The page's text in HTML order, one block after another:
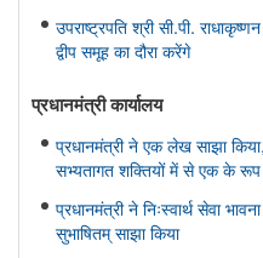
उपराष्ट्रपति श्री सी.पी.
द्वीप समूह का दौरा करेंगे
प्रधानमंत्री कार्यालय
प्रधानमंत्री ने एक लेख साझा
सभ्यतागत शक्तियों में से एक के रूप
प्रधानमंत्री ने निःस्वार्थ सेवा
सुभाषितम् साझा किया